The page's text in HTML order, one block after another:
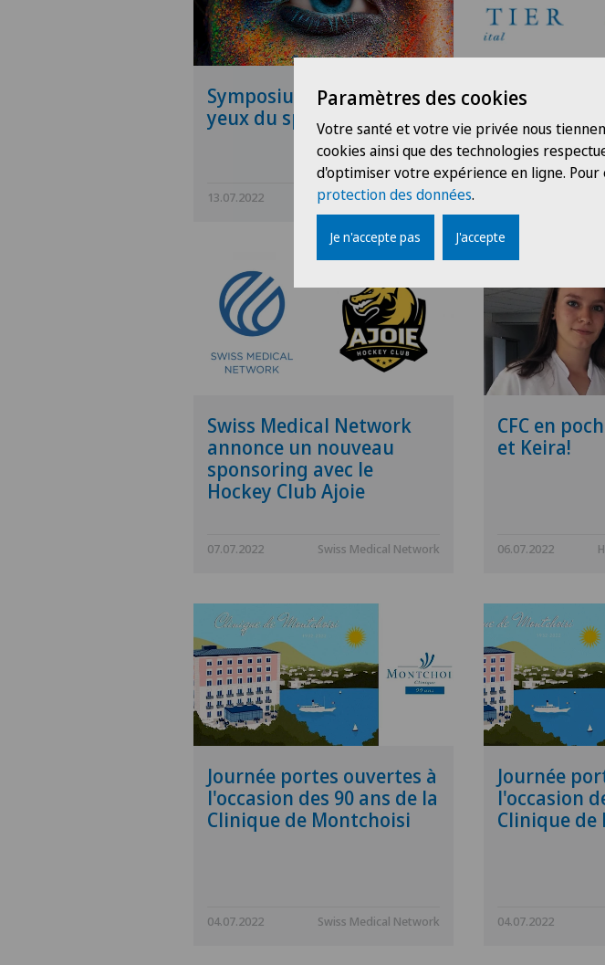
Symposium "Les beaux
yeux du sport"
13.07.2022 Swiss Visio
Nouvelle
pour
et l'Hôpital
Swiss Medical Network
annonce un nouveau
sponsoring avec le
Hockey Club Ajoie
07.07.2022 Swiss Medical Network
CFC en
et Keira!
06.07.2022
Journée portes ouvertes à
l'occasion des 90 ans de la
Clinique de Montchoisi
04.07.2022 Swiss Medical Network
Journée
l'occasion
Clinique
04.07.2022
Paramètres des cookies
Votre santé et votre vie privée nous
cookies ainsi que des technologies
d'optimiser votre expérience en ligne.
protection des données.
Je n'accepte pas J'accepte